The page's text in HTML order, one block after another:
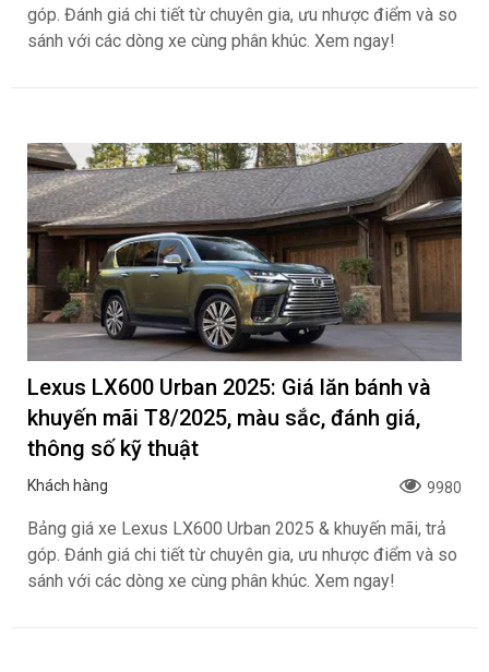
góp. Đánh giá chi tiết từ chuyên gia, ưu nhược điểm và so
sánh với các dòng xe cùng phân khúc. Xem ngay!
Lexus LX600 Urban 2025: Giá lăn bánh và
khuyến mãi T8/2025, màu sắc, đánh giá,
thông số kỹ thuật
Khách hàng 9980
Bảng giá xe Lexus LX600 Urban 2025 & khuyến mãi, trả
góp. Đánh giá chi tiết từ chuyên gia, ưu nhược điểm và so
sánh với các dòng xe cùng phân khúc. Xem ngay!